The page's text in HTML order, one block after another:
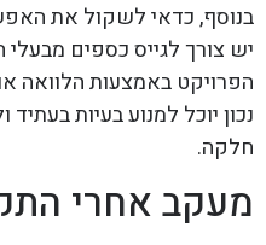
בנוסף, כדאי לשקול את
יש צורך לגייס כספים מבעלי
הפרויקט באמצעות הלוואה
נכון יוכל למנוע בעיות
חלקה.
מעקב אחרי